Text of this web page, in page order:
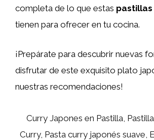
completa de lo que estas
tienen para ofrecer en tu cocina.
¡Prepárate para descubrir nuevas
disfrutar de este exquisito plato
nuestras recomendaciones!
Curry Japones en Pastilla,
Curry, Pasta curry japonés suave,